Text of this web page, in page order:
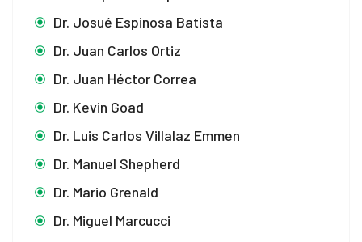
Dr. Josué Espinosa Batista
Dr. Juan Carlos Ortiz
Dr. Juan Héctor Correa
Dr. Kevin Goad
Dr. Luis Carlos Villalaz Emmen
Dr. Manuel Shepherd
Dr. Mario Grenald
Dr. Miguel Marcucci